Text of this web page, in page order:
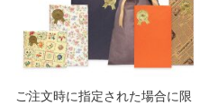
ご注文時に指定された場合に限